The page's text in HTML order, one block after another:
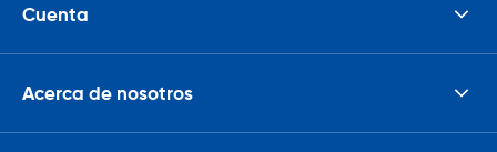
Cuenta
Acerca de nosotros